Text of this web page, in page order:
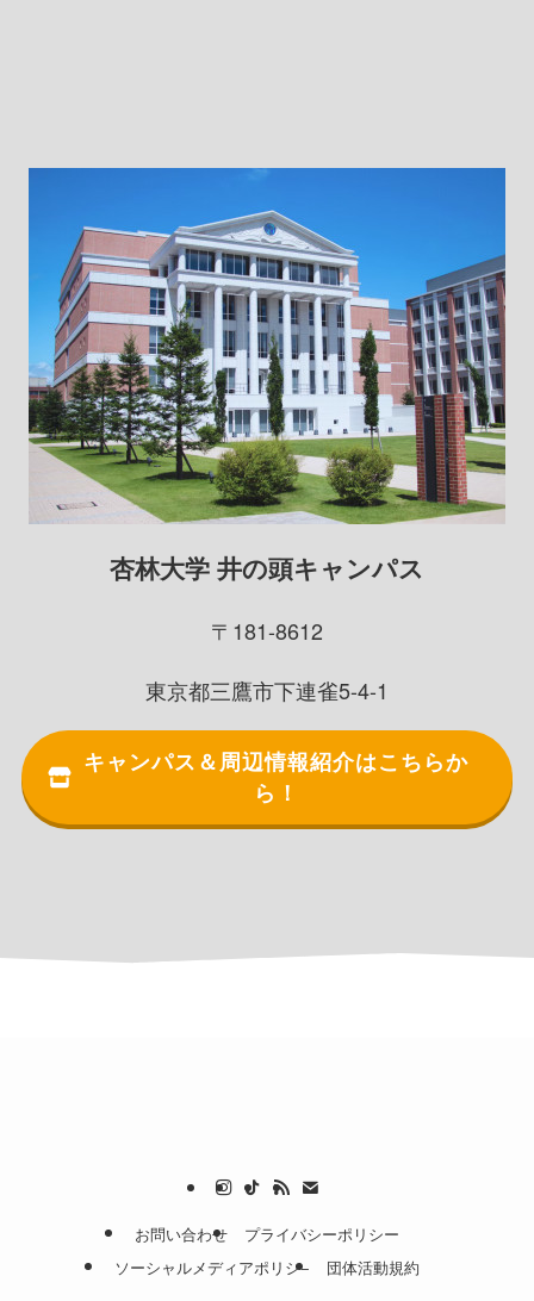
杏林大学 井の頭キャンパス
〒181-8612
東京都三鷹市下連雀5-4-1
キャンパス＆周辺情報紹介はこちらか
ら！
お問い合わせ
プライバシーポリシー
ソーシャルメディアポリシ−
団体活動規約